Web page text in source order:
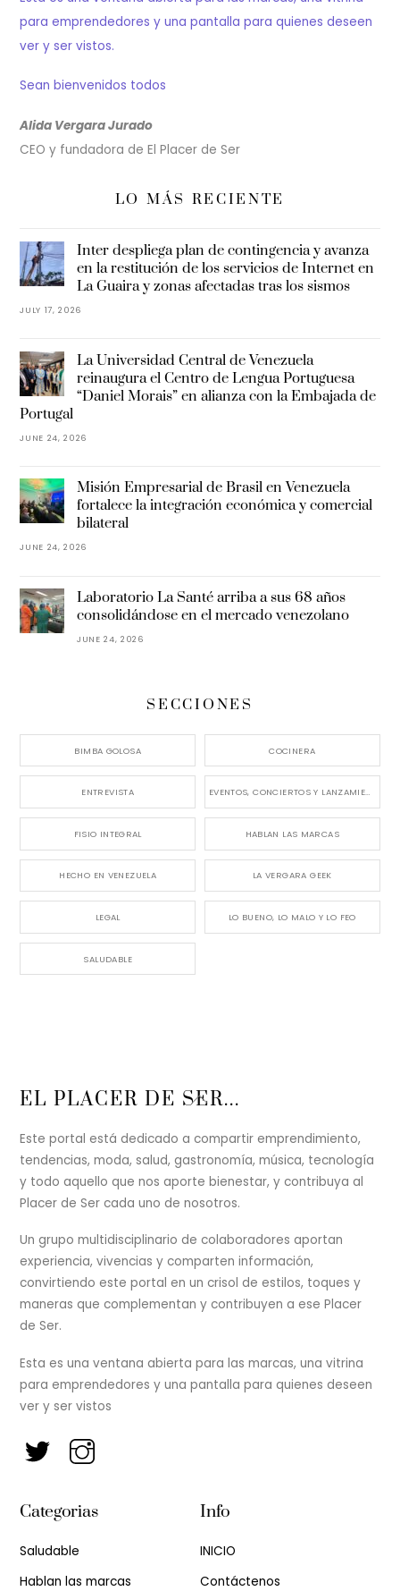
para emprendedores y una pantalla para quienes deseen
ver y ser vistos.
Sean bienvenidos todos
Alida Vergara Jurado
CEO y fundadora de El Placer de Ser
LO MÁS RECIENTE
Inter despliega plan de contingencia y avanza
en la restitución de los servicios de Internet en
La Guaira y zonas afectadas tras los sismos
JULY 17, 2026
La Universidad Central de Venezuela
reinaugura el Centro de Lengua Portuguesa
“Daniel Morais” en alianza con la Embajada de
Portugal
JUNE 24, 2026
Misión Empresarial de Brasil en Venezuela
fortalece la integración económica y comercial
bilateral
JUNE 24, 2026
Laboratorio La Santé arriba a sus 68 años
consolidándose en el mercado venezolano
JUNE 24, 2026
SECCIONES
BIMBA GOLOSA COCINERA
ENTREVISTA EVENTOS, CONCIERTOS Y LANZAMIENTOS
FISIO INTEGRAL HABLAN LAS MARCAS
HECHO EN VENEZUELA LA VERGARA GEEK
LEGAL LO BUENO, LO MALO Y LO FEO
SALUDABLE
Back
Top
EL PLACER DE SER...
Este portal está dedicado a compartir emprendimiento,
tendencias, moda, salud, gastronomía, música, tecnología
y todo aquello que nos aporte bienestar, y contribuya al
Placer de Ser cada uno de nosotros.
Un grupo multidisciplinario de colaboradores aportan
experiencia, vivencias y comparten información,
convirtiendo este portal en un crisol de estilos, toques y
maneras que complementan y contribuyen a ese Placer
de Ser.
Esta es una ventana abierta para las marcas, una vitrina
para emprendedores y una pantalla para quienes deseen
ver y ser vistos
Categorias
Saludable
Hablan las marcas
Info
INICIO
Contáctenos